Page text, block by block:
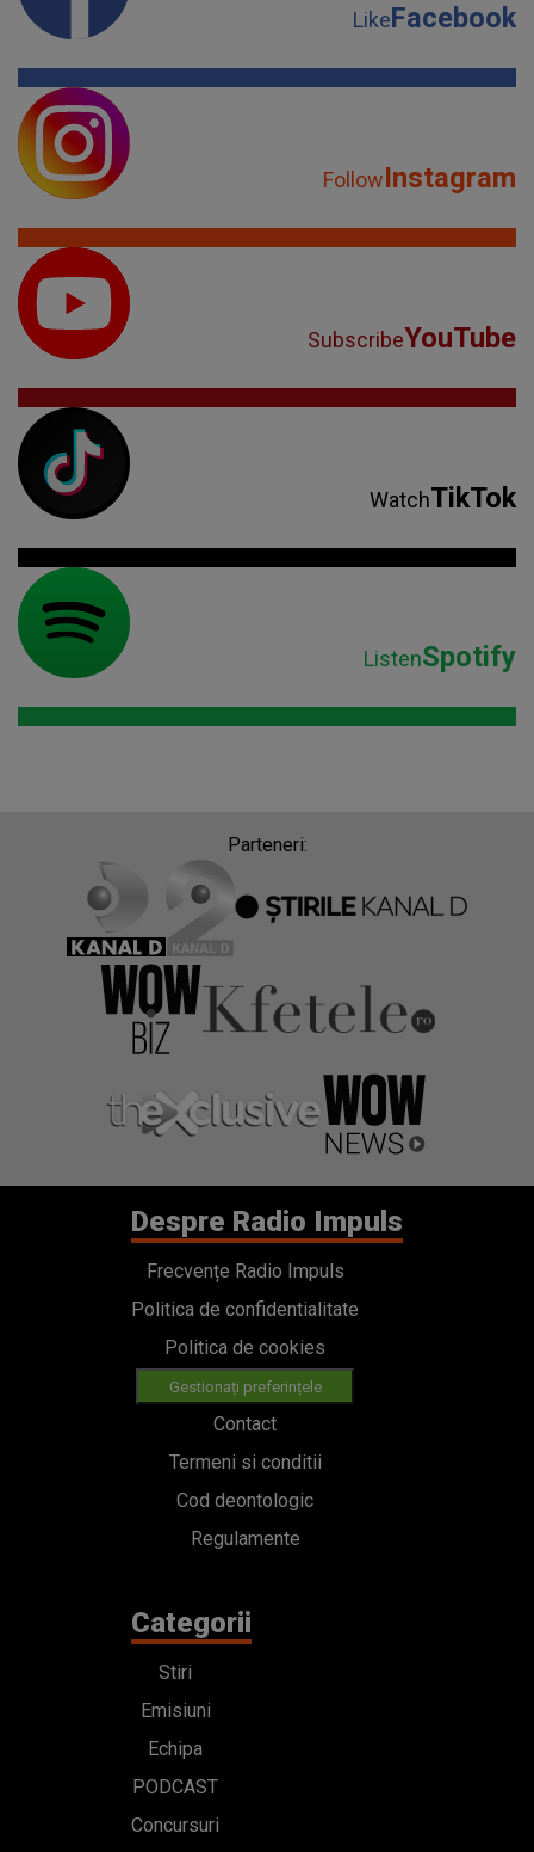
LikeFacebook
FollowInstagram
SubscribeYouTube
WatchTikTok
ListenSpotify
Parteneri:
Despre Radio Impuls
Frecvențe Radio Impuls
Politica de confidentialitate
Politica de cookies
Gestionați preferințele
Contact
Termeni si conditii
Cod deontologic
Regulamente
Categorii
Stiri
Emisiuni
Echipa
PODCAST
Concursuri